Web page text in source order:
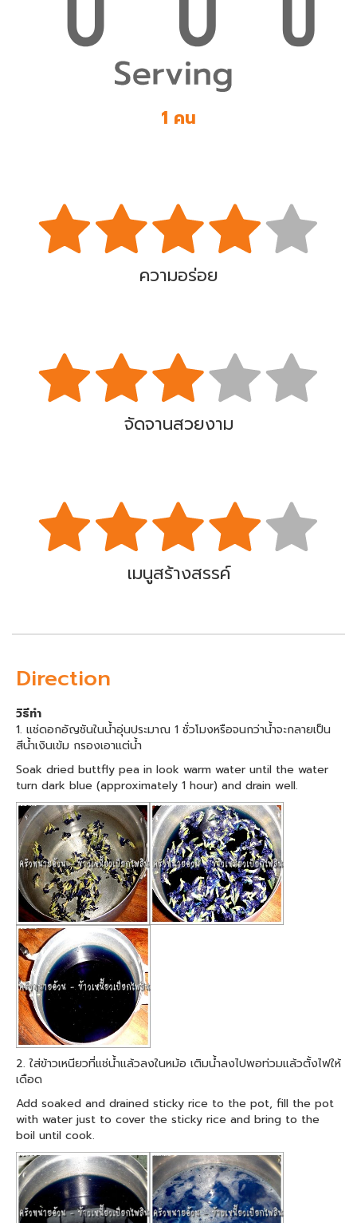
1 คน
ความอร่อย
จัดจานสวยงาม
เมนูสร้างสรรค์
Direction
วิธีทำ
1. แช่ดอกอัญชันในน้ำอุ่นประมาณ 1 ชั่วโมงหรือจนกว่าน้ำจะกลายเป็น
สีน้ำเงินเข้ม กรองเอาแต่น้ำ
Soak dried buttfly pea in look warm water until the water
turn dark blue (approximately 1 hour) and drain well.
2. ใส่ข้าวเหนียวที่แช่น้ำแล้วลงในหม้อ เติมน้ำลงไปพอท่วมแล้วตั้งไฟให้
เดือด
Add soaked and drained sticky rice to the pot, fill the pot
with water just to cover the sticky rice and bring to the
boil until cook.